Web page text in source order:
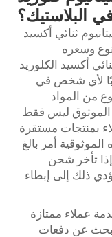
البلاستيك؟
ثنائي أكسيد
وسعره
أكسيد الكلوريد
لأي شخص في
من المواد
الموثوق ليس فقط
بمنتجات مستقرة
أمر بالغ
إذا تأخر شحن
ذلك إلى إبطاء
عملاء ممتازة
عن دفعات